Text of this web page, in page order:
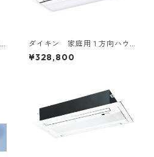
ダイキン 家庭用１方向ハウ
ジングエアコン 10～20畳用
¥328,800